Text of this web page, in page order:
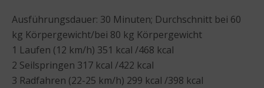
Ausführungsdauer: 30 Minuten; Durchschnitt bei 60
kg Körpergewicht/bei 80 kg Körpergewicht
1 Laufen (12 km/h) 351 kcal /468 kcal
2 Seilspringen 317 kcal /422 kcal
3 Radfahren (22-25 km/h) 299 kcal /398 kcal